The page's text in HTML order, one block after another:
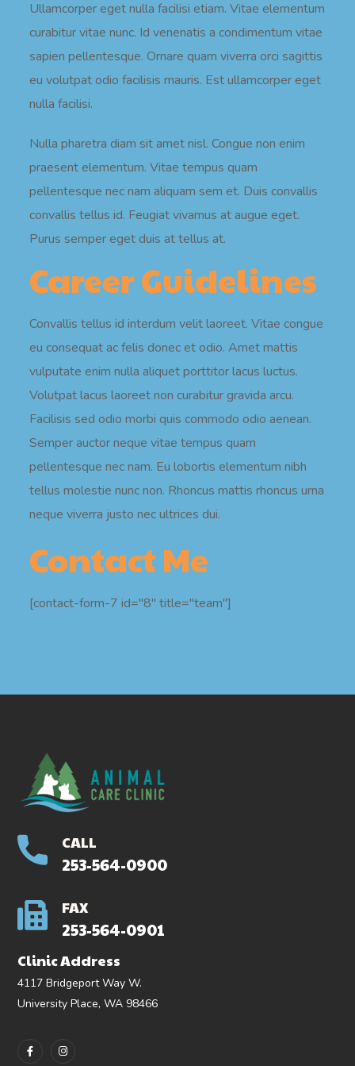
Ullamcorper eget nulla facilisi etiam. Vitae elementum
curabitur vitae nunc. Id venenatis a condimentum vitae
sapien pellentesque. Ornare quam viverra orci sagittis
eu volutpat odio facilisis mauris. Est ullamcorper eget
nulla facilisi.
Nulla pharetra diam sit amet nisl. Congue non enim
praesent elementum. Vitae tempus quam
pellentesque nec nam aliquam sem et. Duis convallis
convallis tellus id. Feugiat vivamus at augue eget.
Purus semper eget duis at tellus at.
Career Guidelines
Convallis tellus id interdum velit laoreet. Vitae congue
eu consequat ac felis donec et odio. Amet mattis
vulputate enim nulla aliquet porttitor lacus luctus.
Volutpat lacus laoreet non curabitur gravida arcu.
Facilisis sed odio morbi quis commodo odio aenean.
Semper auctor neque vitae tempus quam
pellentesque nec nam. Eu lobortis elementum nibh
tellus molestie nunc non. Rhoncus mattis rhoncus urna
neque viverra justo nec ultrices dui.
Contact Me
[contact-form-7 id="8" title="team"]
CALL
253-564-0900
FAX
253-564-0901
Clinic Address
4117 Bridgeport Way W.
University Place, WA 98466